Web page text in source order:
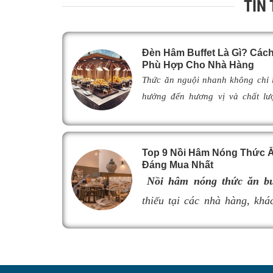
TIN
Đèn Hâm Buffet Là Gì?
Phù Hợp Cho Nhà Hàng
Thức ăn nguội nhanh không
hưởng đến hương vị và chất
giải pháp được nhiều nhà
lựa chọn nhờ khả năng giữ
ngon như vừa mới chế biến. Vậy
thế nào, hoạt động ra sao và
đèn hâm nóng thức ănphù hợp,
Hãy cùng tìm hiểu ngay trong
Top 9 Nồi Hâm Nóng Thức
Đáng Mua Nhất
Nồi hâm nóng thức ăn
thiếu tại các nhà hàng,